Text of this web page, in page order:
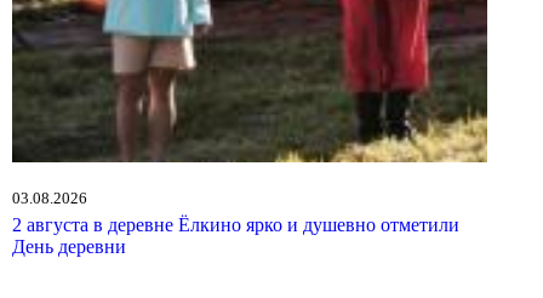
03.08.2026
2 августа в деревне Ёлкино ярко и душевно отметили
День деревни